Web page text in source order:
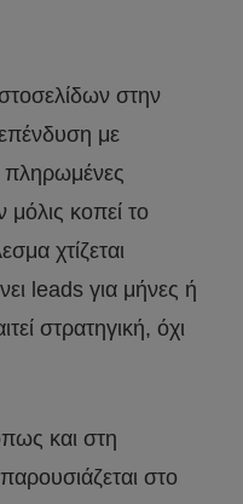
στην
με
πληρωμένες
μόλις κοπεί το
χτίζεται
leads για μήνες ή
στρατηγική, όχι
και στη
στο